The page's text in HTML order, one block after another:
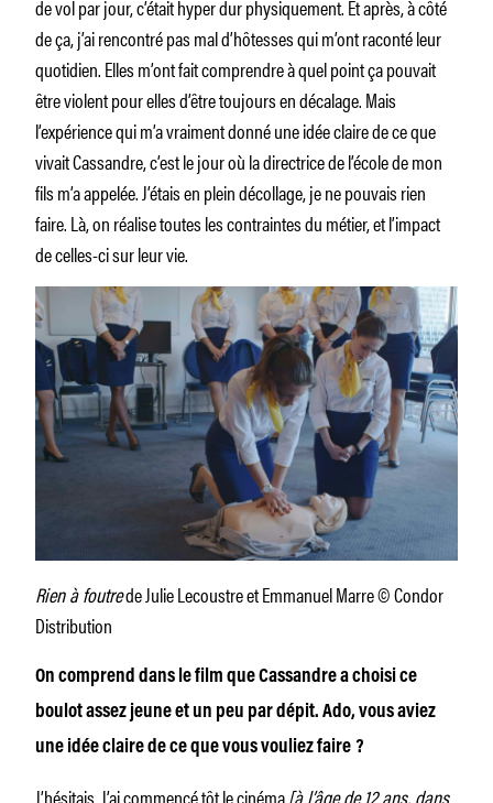
de vol par jour, c’était hyper dur physiquement. Et après, à côté
de ça, j’ai rencontré pas mal d’hôtesses qui m’ont raconté leur
quotidien. Elles m’ont fait comprendre à quel point ça pouvait
être violent pour elles d’être toujours en décalage. Mais
l’expérience qui m’a vraiment donné une idée claire de ce que
vivait Cassandre, c’est le jour où la directrice de l’école de mon
fils m’a appelée. J’étais en plein décollage, je ne pouvais rien
faire. Là, on réalise toutes les contraintes du métier, et l’impact
de celles-ci sur leur vie.
Rien à foutrede Julie Lecoustre et Emmanuel Marre © Condor
Distribution
On comprend dans le film que Cassandre a choisi ce
boulot assez jeune et un peu par dépit. Ado, vous aviez
une idée claire de ce que vous vouliez faire ?
J’hésitais. J’ai commencé tôt le cinéma[à l’âge de 12 ans, dans